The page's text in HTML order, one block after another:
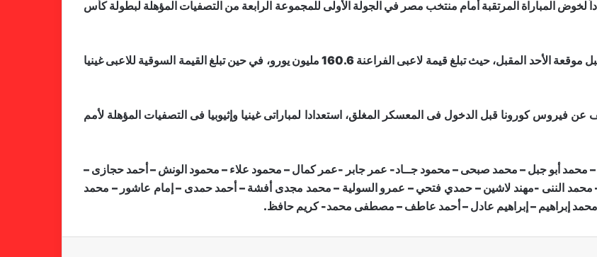
لخوض المباراة المرتقبة أمام منتخب مصر في الجولة الأولى للمجموعة الرابعة من التصفيات المؤهلة لبطولة كأس
ويتفوق منتخب مصر في القيمة التسويقية على منتخب غينيا قبل موقعة الأحد المقبل، حيث تبلغ قيمة لاعبى الفراعنة 160.6 مليون يورو، في حين تبلغ القيمة السوقية للاعبى غينيا
كورونا قبل الدخول فى المعسكر المغلق، استعدادا لمباراتى غينيا وإثيوبيا فى التصفيات المؤهلة لأمم
– محمد أبو جبل – محمد صبحى – محمود جــاد- عمر جابر -عمر كمال – محمود علاء – محمود الونش – أحمد حجازى –
محمد الننى -مهند لاشين – حمدي فتحي – عمرو السولية – محمد مجدى أفشة – أحمد حمدى – إمام عاشور – محمد
إبراهيم – إبراهيم عادل – أحمد عاطف – مصطفى محمد- كريم حافظ.
خلال جولة ميدانية للاطلاع على
جاهزية منشآت دورة الألعاب للأندية
العربية للسيدات 2026 الشيخة حياة
آل خليفة: الشارقة تقدم نموذجاً عربياً
أزمة نفسية وراء غياب مبابي عن